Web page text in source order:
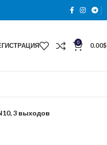
0 0.00$
3 выходов